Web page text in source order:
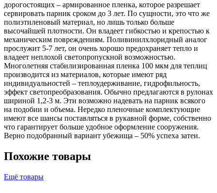
дорогостоящих – армированное пленка, которое разрешает
сервировать парник сроком до 3 лет. По сущности, это что же
полиэтиленовый материал, но лишь только больше
высочайшей плотности. Он владеет гибкостью и крепостью к
механическим повреждениям. Поливинилхлоридный аналог
прослужит 5-7 лет, он очень хорошо предохраняет тепло и
владеет неплохой светопропускной возможностью.
Многолетняя стабилизированная пленка 100 мкм для теплиц
производится из материалов, которые имеют ряд
индивидуальностей – теплоудерживание, гидрофильность,
эффект светопреобразования. Обычно предлагаются в рулонах
шириной 1,2-3 м. Эти возможно надевать на парник всякого
на подобии и объема. Нередко пленочные комплектующие
имеют все шансы поставляться в рукавной форме, собственно
что гарантирует больше удобное оформление сооружения.
Верно подобранный вариант убежища – 50% успеха затеи.
Похожие товары
Ещё товары